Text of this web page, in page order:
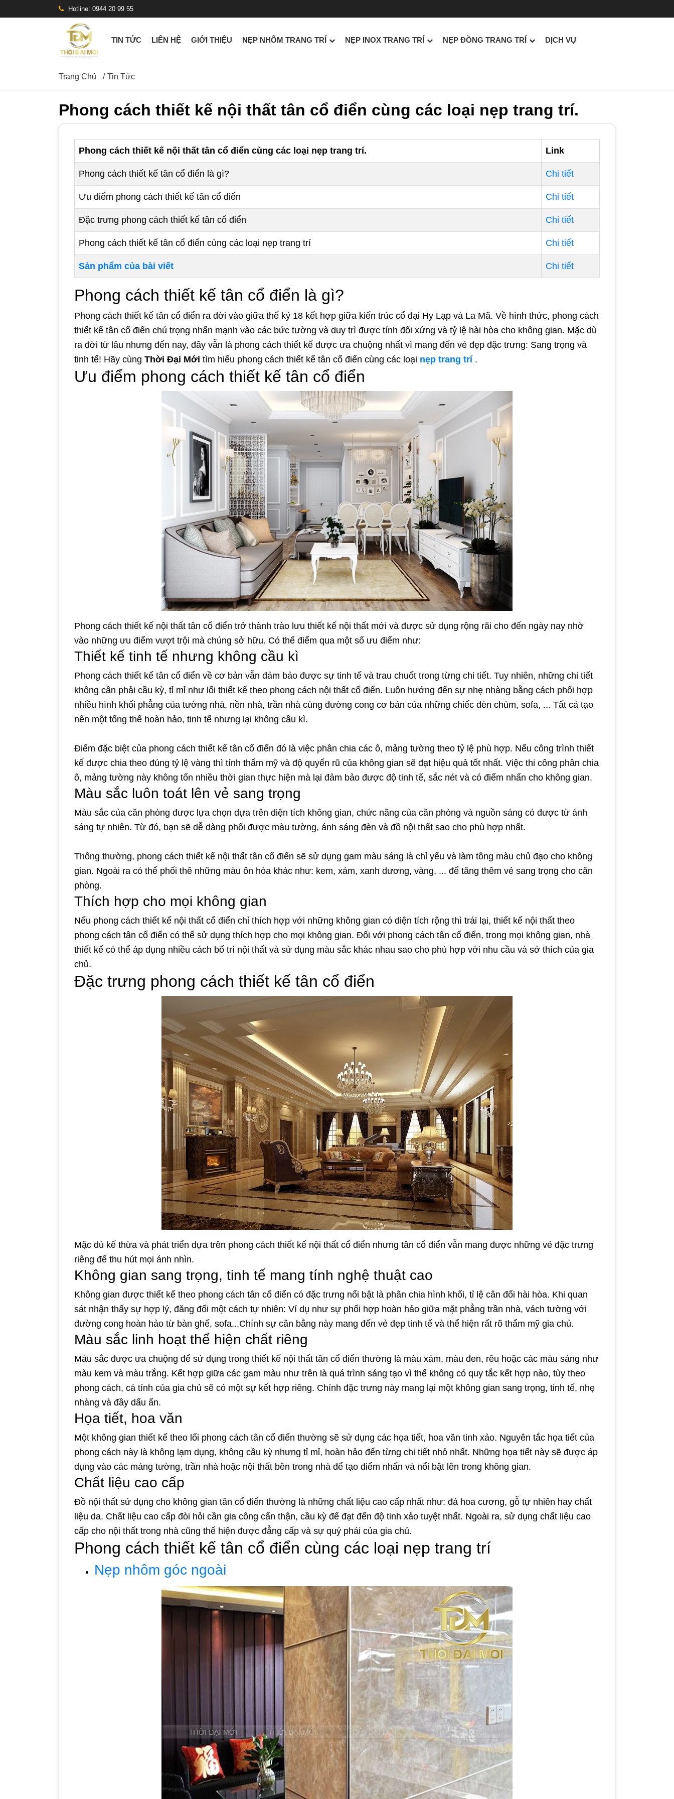
Hotline: 0944 20 99 55
TIN TỨC LIÊN HỆ GIỚI THIỆU NẸP NHÔM TRANG TRÍ NẸP INOX TRANG TRÍ NẸP ĐỒNG TRANG TRÍ DỊCH VỤ
Trang Chủ Tin Tức
Phong cách thiết kế nội thất tân cổ điển cùng các loại nẹp trang trí.
Phong cách thiết kế nội thất tân cổ điển cùng các loại nẹp trang trí. Link
Phong cách thiết kế tân cổ điển là gì? Chi tiết
Ưu điểm phong cách thiết kế tân cổ điển Chi tiết
Đặc trưng phong cách thiết kế tân cổ điển Chi tiết
Phong cách thiết kế tân cổ điển cùng các loại nẹp trang trí Chi tiết
Sản phẩm của bài viết Chi tiết
Phong cách thiết kế tân cổ điển là gì?
Phong cách thiết kế tân cổ điển ra đời vào giữa thế kỷ 18 kết hợp giữa kiến trúc cổ đại Hy Lạp và La Mã. Về hình thức, phong cách
thiết kế tân cổ điển chú trọng nhấn mạnh vào các bức tường và duy trì được tính đối xứng và tỷ lệ hài hòa cho không gian. Mặc dù
ra đời từ lâu nhưng đến nay, đây vẫn là phong cách thiết kế được ưa chuộng nhất vì mang đến vẻ đẹp đặc trưng: Sang trọng và
tinh tế! Hãy cùng Thời Đại Mới tìm hiểu phong cách thiết kế tân cổ điển cùng các loại nẹp trang trí .
Ưu điểm phong cách thiết kế tân cổ điển
Phong cách thiết kế nội thất tân cổ điển trở thành trào lưu thiết kế nội thất mới và được sử dụng rộng rãi cho đến ngày nay nhờ
vào những ưu điểm vượt trội mà chúng sở hữu. Có thể điểm qua một số ưu điểm như:
Thiết kế tinh tế nhưng không cầu kì
Phong cách thiết kế tân cổ điển về cơ bản vẫn đảm bảo được sự tinh tế và trau chuốt trong từng chi tiết. Tuy nhiên, những chi tiết
không cần phải cầu kỳ, tỉ mỉ như lối thiết kế theo phong cách nội thất cổ điển. Luôn hướng đến sự nhẹ nhàng bằng cách phối hợp
nhiều hình khối phẳng của tường nhà, nền nhà, trần nhà cùng đường cong cơ bản của những chiếc đèn chùm, sofa, ... Tất cả tạo
nên một tổng thể hoàn hảo, tinh tế nhưng lại không cầu kì.
Điểm đặc biệt của phong cách thiết kế tân cổ điển đó là việc phân chia các ô, mảng tường theo tỷ lệ phù hợp. Nếu công trình thiết
kế được chia theo đúng tỷ lệ vàng thì tính thẩm mỹ và độ quyến rũ của không gian sẽ đạt hiệu quả tốt nhất. Việc thi công phân chia
ô, mảng tường này không tốn nhiều thời gian thực hiện mà lại đảm bảo được độ tinh tế, sắc nét và có điểm nhấn cho không gian.
Màu sắc luôn toát lên vẻ sang trọng
Màu sắc của căn phòng được lựa chọn dựa trên diện tích không gian, chức năng của căn phòng và nguồn sáng có được từ ánh
sáng tự nhiên. Từ đó, bạn sẽ dễ dàng phối được màu tường, ánh sáng đèn và đồ nội thất sao cho phù hợp nhất.
Thông thường, phong cách thiết kế nội thất tân cổ điển sẽ sử dụng gam màu sáng là chỉ yếu và làm tông màu chủ đạo cho không
gian. Ngoài ra có thể phối thê những màu ôn hòa khác như: kem, xám, xanh dương, vàng, ... để tăng thêm vẻ sang trọng cho căn
phòng.
Thích hợp cho mọi không gian
Nếu phong cách thiết kế nội thất cổ điển chỉ thích hợp với những không gian có diện tích rộng thì trái lại, thiết kế nội thất theo
phong cách tân cổ điển có thể sử dụng thích hợp cho mọi không gian. Đối với phong cách tân cổ điển, trong mọi không gian, nhà
thiết kế có thể áp dụng nhiều cách bố trí nội thất và sử dụng màu sắc khác nhau sao cho phù hợp với nhu cầu và sở thích của gia
chủ.
Đặc trưng phong cách thiết kế tân cổ điển
Mặc dù kế thừa và phát triển dựa trên phong cách thiết kế nội thất cổ điển nhưng tân cổ điển vẫn mang được những vẻ đặc trưng
riêng để thu hút mọi ánh nhìn.
Không gian sang trọng, tinh tế mang tính nghệ thuật cao
Không gian được thiết kế theo phong cách tân cổ điển có đặc trưng nổi bật là phân chia hình khối, tỉ lệ cân đối hài hòa. Khi quan
sát nhận thấy sự hợp lý, đăng đối một cách tự nhiên: Ví dụ như sự phối hợp hoàn hảo giữa mặt phẳng trần nhà, vách tường với
đường cong hoàn hảo từ bàn ghế, sofa...Chính sự cân bằng này mang đến vẻ đẹp tinh tế và thể hiện rất rõ thẩm mỹ gia chủ.
Màu sắc linh hoạt thể hiện chất riêng
Màu sắc được ưa chuộng để sử dụng trong thiết kế nội thất tân cổ điển thường là màu xám, màu đen, rêu hoặc các màu sáng như
màu kem và màu trắng. Kết hợp giữa các gam màu như trên là quá trình sáng tạo vì thế không có quy tắc kết hợp nào, tùy theo
phong cách, cá tính của gia chủ sẽ có một sự kết hợp riêng. Chính đặc trưng này mang lại một không gian sang trọng, tinh tế, nhẹ
nhàng và đầy dấu ấn.
Họa tiết, hoa văn
Một không gian thiết kế theo lối phong cách tân cổ điển thường sẽ sử dụng các họa tiết, hoa văn tinh xảo. Nguyên tắc họa tiết của
phong cách này là không lạm dụng, không cầu kỳ nhưng tỉ mỉ, hoàn hảo đến từng chi tiết nhỏ nhất. Những họa tiết này sẽ được áp
dụng vào các mảng tường, trần nhà hoặc nội thất bên trong nhà để tạo điểm nhấn và nổi bật lên trong không gian.
Chất liệu cao cấp
Đồ nội thất sử dụng cho không gian tân cổ điển thường là những chất liệu cao cấp nhất như: đá hoa cương, gỗ tự nhiên hay chất
liệu da. Chất liệu cao cấp đòi hỏi cần gia công cẩn thận, cầu kỳ để đạt đến độ tinh xảo tuyệt nhất. Ngoài ra, sử dụng chất liệu cao
cấp cho nội thất trong nhà cũng thể hiện được đẳng cấp và sự quý phái của gia chủ.
Phong cách thiết kế tân cổ điển cùng các loại nẹp trang trí
Nẹp nhôm góc ngoài